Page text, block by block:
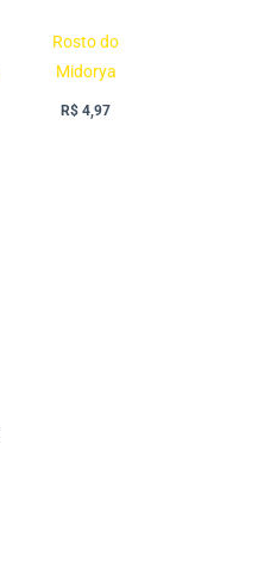
Rosto do
Midorya
R$ 4,97